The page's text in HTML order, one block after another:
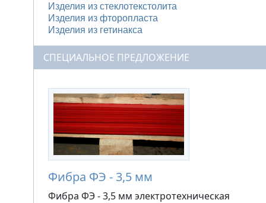
Изделия из стеклотекстолита
Изделия из фторопласта
Изделия из гетинакса
СПЕЦИАЛЬНОЕ ПРЕДЛОЖЕНИЕ
Фибра ФЭ - 3,5 мм
Фибра ФЭ - 3,5 мм электротехническая